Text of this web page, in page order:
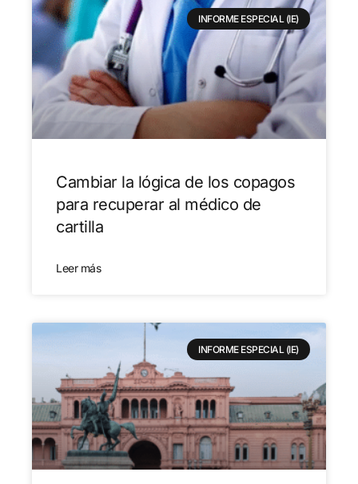
INFORME ESPECIAL (IE)
Cambiar la lógica de los copagos
para recuperar al médico de
cartilla
Leer más
INFORME ESPECIAL (IE)